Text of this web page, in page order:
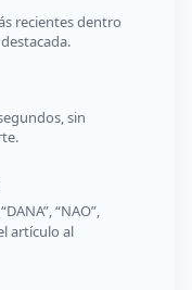
recientes dentro
sin
“NAO”,
artículo al